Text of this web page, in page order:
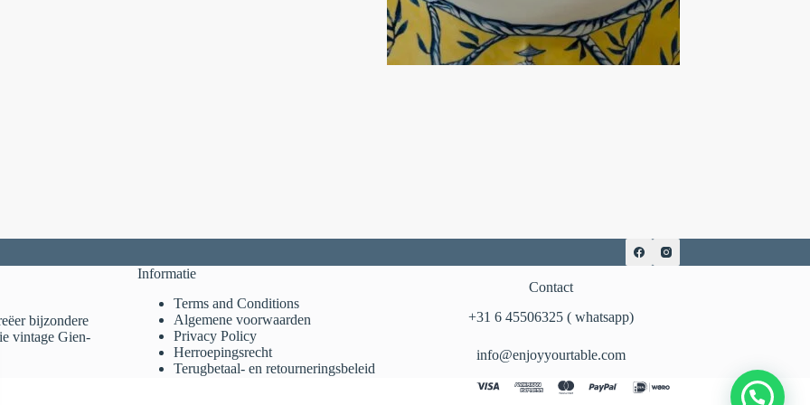
bijzondere
vintage Gien-
Informatie
Terms and Conditions
Algemene voorwaarden
Privacy Policy
Herroepingsrecht
Terugbetaal- en retourneringsbeleid
Contact
‪+31 6 45506325‬ ( whatsapp)
info@enjoyyourtable.com